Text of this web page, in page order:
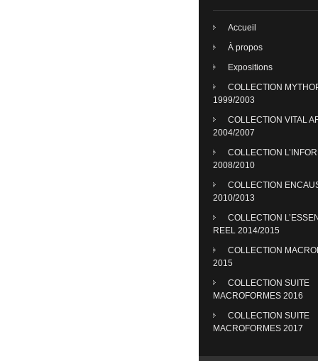
Accueil
À propos
Expositions
COLLECTION
1999/2003
COLLECTION VITAL
2004/2007
COLLECTION
2008/2010
COLLECTION
2010/2013
COLLECTION
REEL 2014/2015
COLLECTION
2015
COLLECTION SUITE
MACROFORMES 2016
COLLECTION SUITE
MACROFORMES 2017